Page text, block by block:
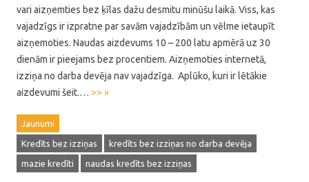
vari aizņemties bez ķīlas dažu desmitu minūšu laikā. Viss, kas
vajadzīgs ir izpratne par savām vajadzībām un vēlme ietaupīt
aizņemoties. Naudas aizdevums 10 – 200 latu apmērā uz 30
dienām ir pieejams bez procentiem. Aizņemoties internetā,
izziņa no darba devēja nav vajadzīga. Aplūko, kuri ir lētākie
aizdevumi šeit.… >> »
Jaunumi
Kredīts bez izziņas kredīts bez izziņas no darba devēja
mazie kredīti naudas kredīts bez izziņas